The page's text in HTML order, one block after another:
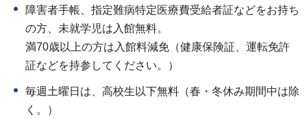
障害者手帳、指定難病特定医療費受給者証などをお持ち
の方、未就学児は入館無料。
満70歳以上の方は入館料減免（健康保険証、運転免許
証などを持参してください。）
毎週土曜日は、高校生以下無料（春・冬休み期間中は除
く。）